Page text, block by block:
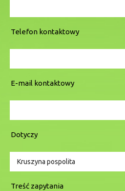
Telefon kontaktowy
E-mail kontaktowy
Dotyczy
Treść zapytania